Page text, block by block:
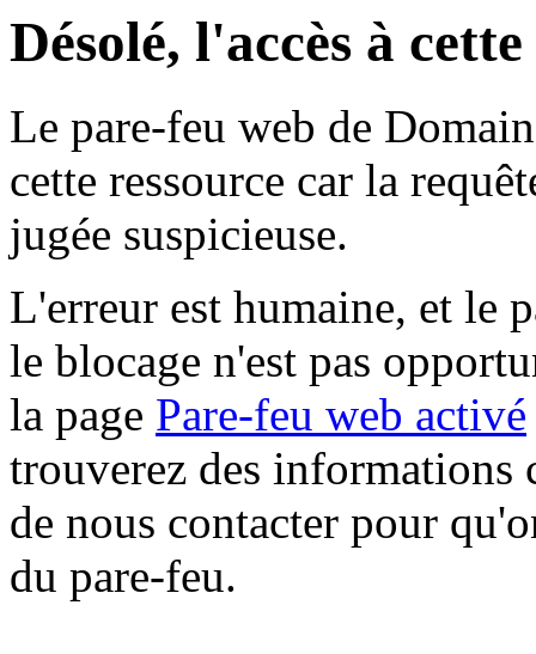
Désolé, l'accès à
Le pare-feu web de
cette ressource car la
jugée suspicieuse.
L'erreur est humaine, et le
le blocage n'est pas
la page Pare-feu web activé
trouverez des informations
de nous contacter pour
du pare-feu.